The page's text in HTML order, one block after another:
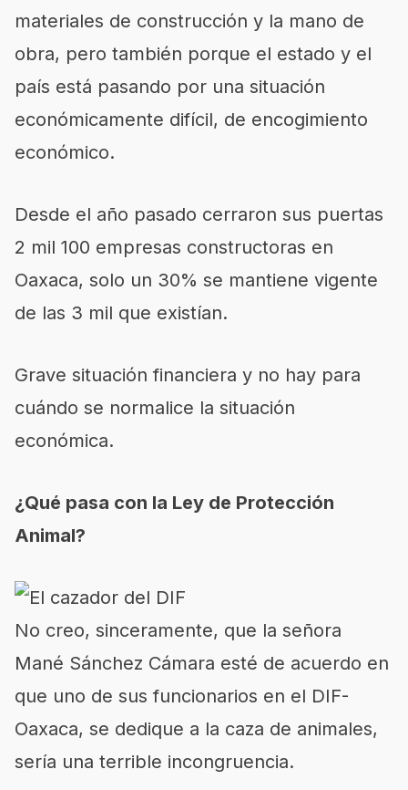
materiales de construcción y la mano de
obra, pero también porque el estado y el
país está pasando por una situación
económicamente difícil, de encogimiento
económico.
Desde el año pasado cerraron sus puertas
2 mil 100 empresas constructoras en
Oaxaca, solo un 30% se mantiene vigente
de las 3 mil que existían.
Grave situación financiera y no hay para
cuándo se normalice la situación
económica.
¿Qué pasa con la Ley de Protección
Animal?
No creo, sinceramente, que la señora
Mané Sánchez Cámara esté de acuerdo en
que uno de sus funcionarios en el DIF-
Oaxaca, se dedique a la caza de animales,
sería una terrible incongruencia.